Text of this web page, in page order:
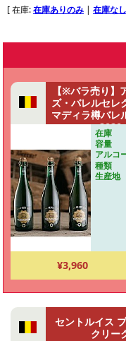
[ 在庫:在庫ありのみ | 在庫な
【※バラ売り】
ズ・バレルセレ
マディラ樽バレ
2020
在庫
容量
アルコ
種類
生産地
¥3,960
セントルイス
クリー